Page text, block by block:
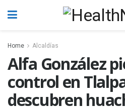
Home Alcaldías
Alfa González
control en
descubren